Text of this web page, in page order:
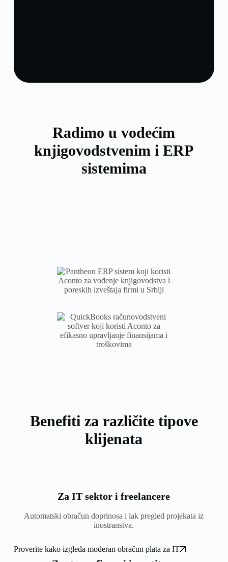
Radimo u vodećim
knjigovodstvenim i ERP
sistemima
Benefiti za različite tipove
klijenata
Za IT sektor i freelancere
Automatski obračun doprinosa i lak pregled projekata iz
inostranstva.
Proverite kako izgleda moderan obračun plata za IT